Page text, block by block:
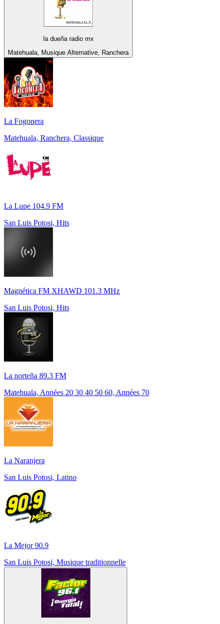
la dueña radio mx
Matehuala, Musique Alternative, Ranchera
La Fogonera
Matehuala, Ranchera, Classique
La Lupe 104.9 FM
San Luis Potosi, Hits
Magnética FM XHAWD 101.3 MHz
San Luis Potosi, Hits
La norteña 89.3 FM
Matehuala, Années 20 30 40 50 60, Années 70
La Naranjera
San Luis Potosi, Latino
La Mejor 90.9
San Luis Potosi, Musique traditionnelle